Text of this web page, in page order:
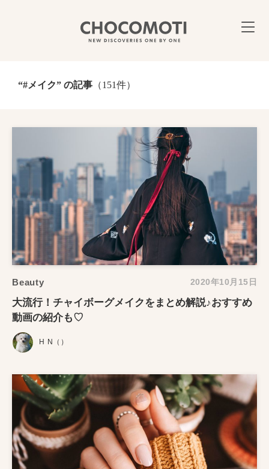
“#メイク” の記事 （151件）
Beauty 2020年10月15日
大流行！チャイボーグメイクをまとめ解説♪おすすめ
動画の紹介も♡
H N（）